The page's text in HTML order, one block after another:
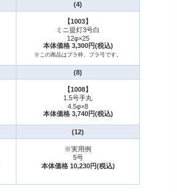
(4)
【1003】
ミニ提灯3号白
12φ×25
本体価格 3,300円(税込)
※この商品はプラ枠、プラ弓です。
(8)
【1008】
1.5号手丸
4.5φ×8
本体価格 3,740円(税込)
(12)
※実用例
5号
本体価格 10,230円(税込)